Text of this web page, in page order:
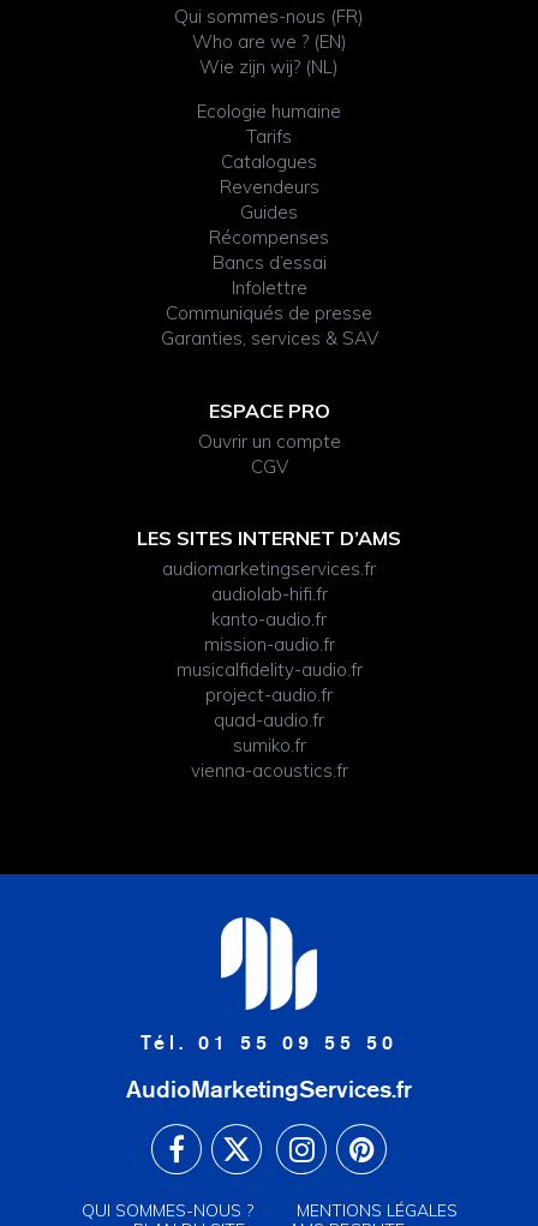
Qui sommes-nous (FR)
Who are we ? (EN)
Wie zijn wij? (NL)
Ecologie humaine
Tarifs
Catalogues
Revendeurs
Guides
Récompenses
Bancs d’essai
Infolettre
Communiqués de presse
Garanties, services & SAV
ESPACE PRO
Ouvrir un compte
CGV
LES SITES INTERNET D’AMS
audiomarketingservices.fr
audiolab-hifi.fr
kanto-audio.fr
mission-audio.fr
musicalfidelity-audio.fr
project-audio.fr
quad-audio.fr
sumiko.fr
vienna-acoustics.fr
Tél. 01 55 09 55 50
AudioMarketingServices.fr
QUI SOMMES-NOUS ?
MENTIONS LÉGALES